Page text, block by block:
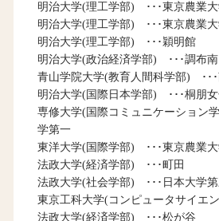
明治大学(理工学部) ･･･東京農業
明治大学(理工学部) ･･･東京農業
明治大学(理工学部) ･･･穎明館
明治大学(政治経済学部) ･･･調布南
青山学院大学(教育人間科学部) ･･
明治大学(国際日本学部) ･･･桐朋
専修大学(国際コミュニケーション
学第一
東洋大学(国際学部) ･･･東京農業
法政大学(経済学部) ･･･町田
法政大学(社会学部) ･･･日本大学第
東京工科大学(コンピュータサイエ
法政大学(経済学部) ･･･松が谷